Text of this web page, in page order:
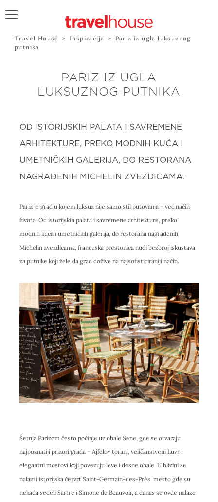
POŠALJITE UPIT
Travel House > Inspiracija > Pariz iz ugla luksuznog
putnika
PARIZ IZ UGLA
LUKSUZNOG PUTNIKA
OD ISTORIJSKIH PALATA I SAVREMENE
ARHITEKTURE, PREKO MODNIH KUĆA I
UMETNIČKIH GALERIJA, DO RESTORANA
NAGRAĐENIH MICHELIN ZVEZDICAMA.
Pariz je grad u kojem luksuz nije samo stil putovanja – već način
života. Od istorijskih palata i savremene arhitekture, preko
modnih kuća i umetničkih galerija, do restorana nagrađenih
Michelin zvezdicama, francuska prestonica nudi bezbroj iskustava
za putnike koji žele da grad dožive na najsofisticiraniji način.
Šetnja Parizom često počinje uz obale Sene, gde se otvaraju
najpoznatiji prizori grada – Ajfelov toranj, veličanstveni Luvr i
elegantni mostovi koji povezuju leve i desne obale. U blizini se
nalazi i istorijska četvrt Saint-Germain-des-Prés, mesto gde su
nekada sedeli Sartre i Simone de Beauvoir, a danas se ovde nalaze